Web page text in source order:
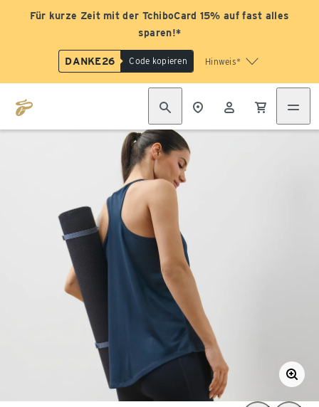
Für kurze Zeit mit der TchiboCard 15% auf fast alles
sparen!*
DANKE26 Code kopieren Hinweis*